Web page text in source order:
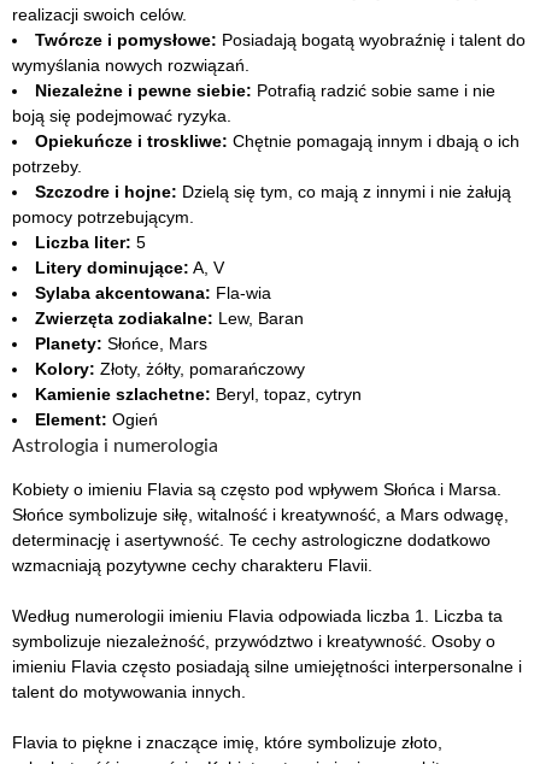
realizacji swoich celów.
Twórcze i pomysłowe: Posiadają bogatą wyobraźnię i talent do
wymyślania nowych rozwiązań.
Niezależne i pewne siebie: Potrafią radzić sobie same i nie
boją się podejmować ryzyka.
Opiekuńcze i troskliwe: Chętnie pomagają innym i dbają o ich
potrzeby.
Szczodre i hojne: Dzielą się tym, co mają z innymi i nie żałują
pomocy potrzebującym.
Liczba liter: 5
Litery dominujące: A, V
Sylaba akcentowana: Fla-wia
Zwierzęta zodiakalne: Lew, Baran
Planety: Słońce, Mars
Kolory: Złoty, żółty, pomarańczowy
Kamienie szlachetne: Beryl, topaz, cytryn
Element: Ogień
Astrologia i numerologia
Kobiety o imieniu Flavia są często pod wpływem Słońca i Marsa.
Słońce symbolizuje siłę, witalność i kreatywność, a Mars odwagę,
determinację i asertywność. Te cechy astrologiczne dodatkowo
wzmacniają pozytywne cechy charakteru Flavii.
Według numerologii imieniu Flavia odpowiada liczba 1. Liczba ta
symbolizuje niezależność, przywództwo i kreatywność. Osoby o
imieniu Flavia często posiadają silne umiejętności interpersonalne i
talent do motywowania innych.
Flavia to piękne i znaczące imię, które symbolizuje złoto,